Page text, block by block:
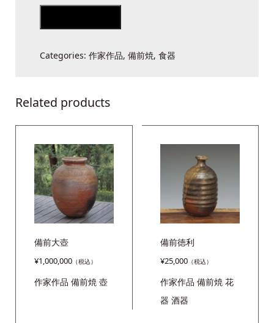
前
緋
コ
ヒ
ッ
プ
quantity
Categories: 作家作品, 備前焼, 食器
Related products
備前大壺
¥1,000,000
作家作品 備前焼 壺
備前徳利
¥25,000
作家作品 備前焼 花
器 酒器